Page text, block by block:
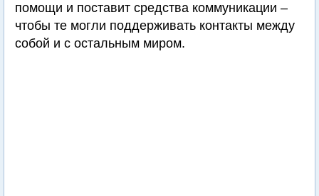
помощи и поставит средства коммуникации –
чтобы те могли поддерживать контакты между
собой и с остальным миром.